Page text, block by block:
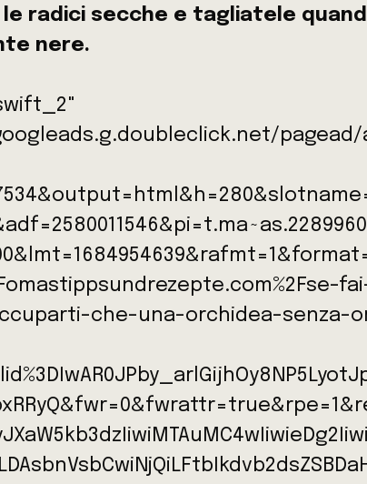
radici secche e tagliatele
nere.
pagead/
che-una-orchidea-senza-